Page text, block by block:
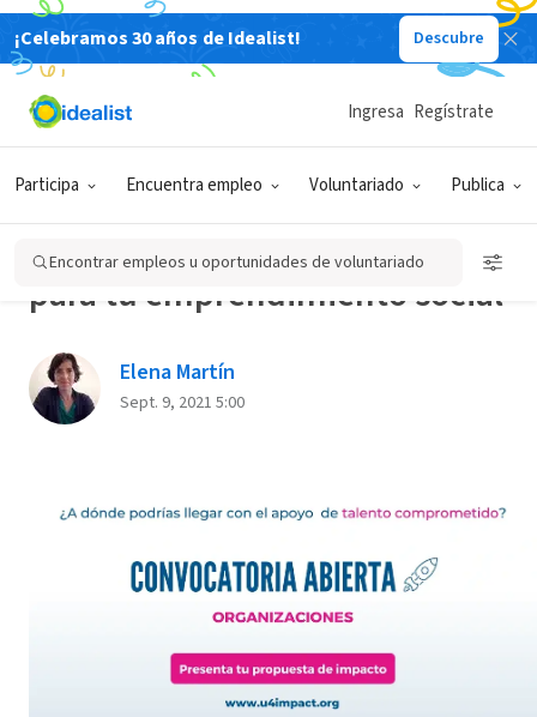
¡Celebramos 30 años de Idealist! Descubre
Participa Encuentra empleo Voluntariado Publica
Ingresa Regístrate
Encontrar empleos u oportunidades de voluntariado
Back
SOCIAL
Conecta con talento universitario
para tu emprendimiento social
Elena Martín
Sept. 9, 2021 5:00